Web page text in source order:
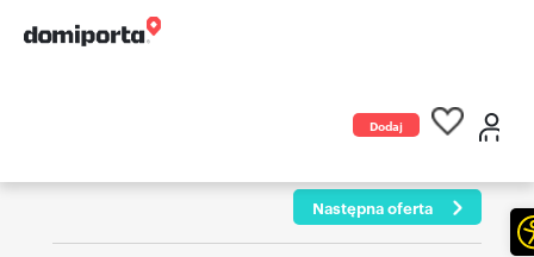
Dodaj
Następna oferta